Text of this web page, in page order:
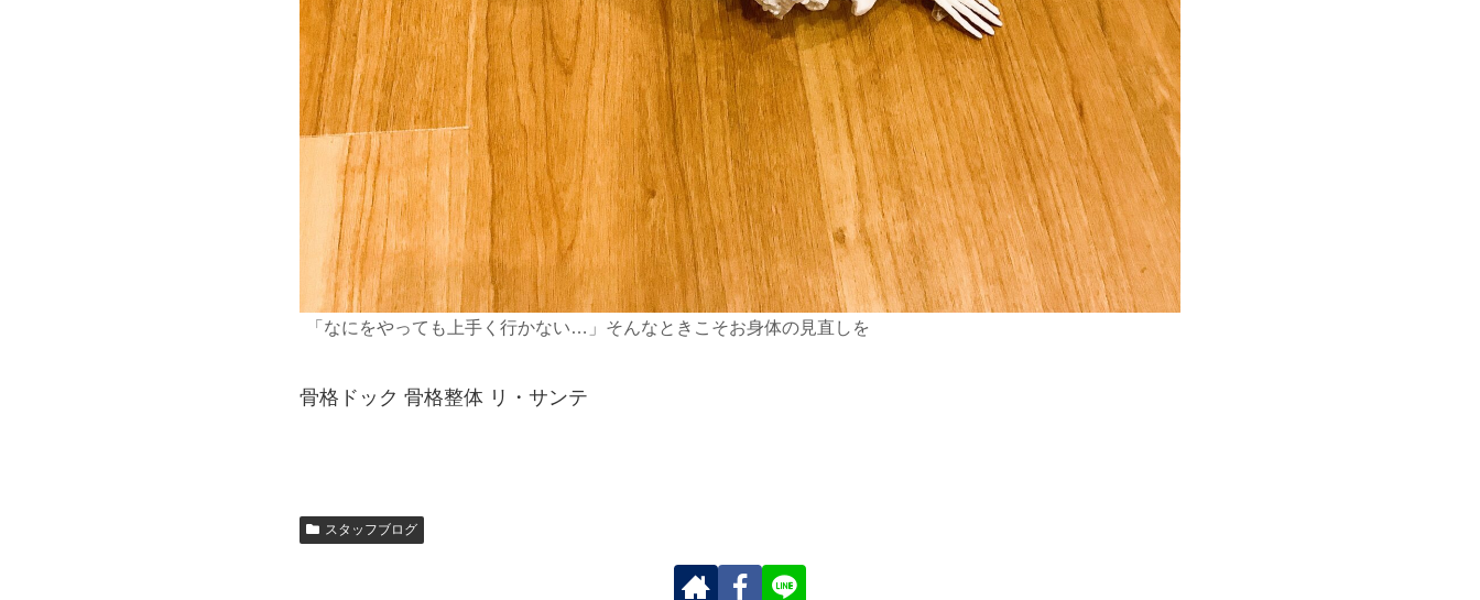
「なにをやっても上手く行かない…」そんなときこそお身体の見直しを
骨格ドック 骨格整体 リ・サンテ
スタッフブログ